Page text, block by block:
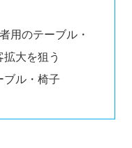
用のテーブル・
大を狙う
ブル・椅子